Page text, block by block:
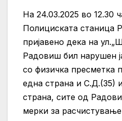
На 24.03.2025 во 12.30
Полициската станица
пријавено дека на
Радовиш бил нарушен
со физичка пресметка
една страна и С.Д.(35)
страна, сите од
мерки за расчистување